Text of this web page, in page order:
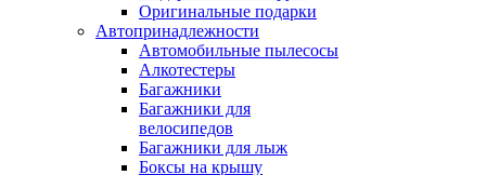
Оригинальные подарки
Автопринадлежности
Автомобильные пылесосы
Алкотестеры
Багажники
Багажники для
велосипедов
Багажники для лыж
Боксы на крышу